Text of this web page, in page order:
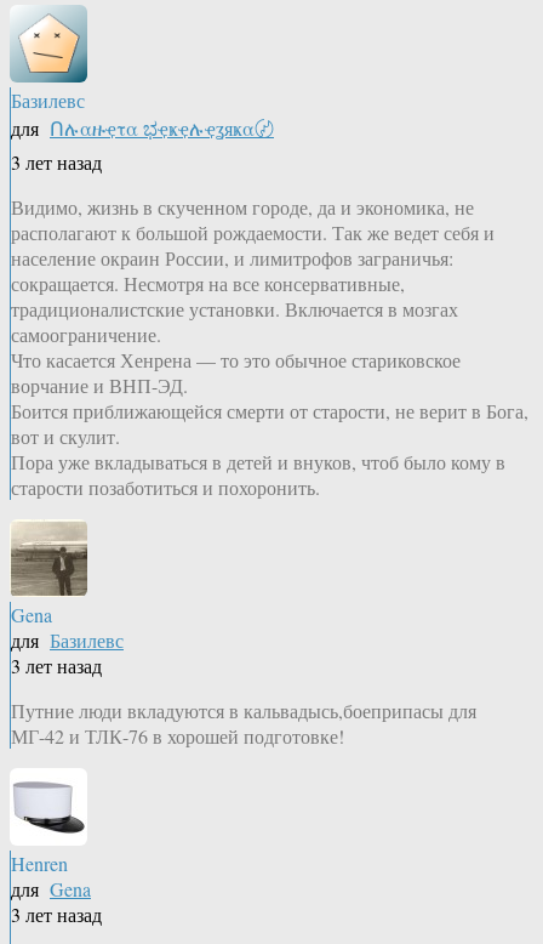
Базилевс
для Ոሉαዙҿτα ಭҿҝҿሉҿʓяҝα〄
3 лет назад
Видимо, жизнь в скученном городе, да и экономика, не
располагают к большой рождаемости. Так же ведет себя и
население окраин России, и лимитрофов заграничья:
сокращается. Несмотря на все консервативные,
традиционалистские установки. Включается в мозгах
самоограничение.
Что касается Хенрена — то это обычное стариковское
ворчание и ВНП-ЭД.
Боится приближающейся смерти от старости, не верит в Бога,
вот и скулит.
Пора уже вкладываться в детей и внуков, чтоб было кому в
старости позаботиться и похоронить.
Gena
для Базилевс
3 лет назад
Путние люди вкладуются в кальвадысь,боеприпасы для
МГ-42 и ТЛК-76 в хорошей подготовке!
Henren
для Gena
3 лет назад